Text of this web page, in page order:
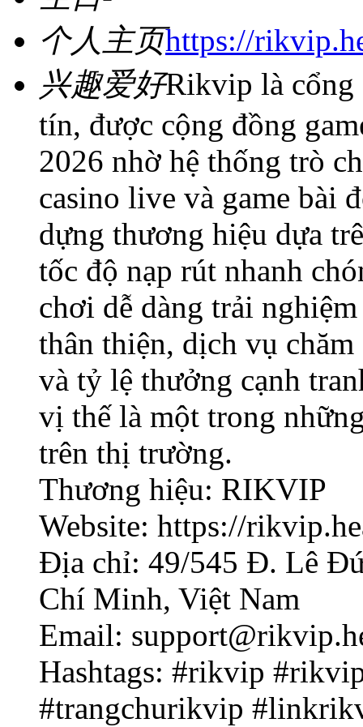
个人主页https://
兴趣爱好Rikvip là cổng
tín, được cộng đồng
2026 nhờ hệ thống trò
casino live và game bài
dựng thương hiệu dựa
tốc độ nạp rút nhanh
chơi dễ dàng trải
thân thiện, dịch vụ
và tỷ lệ thưởng cạnh
vị thế là một trong
trên thị trường.
Thương hiệu: RIKVIP
Website: https://
Địa chỉ: 49/545 Đ. Lê
Chí Minh, Việt Nam
Email:
Hashtags: #rikvip
#trangchurikvip